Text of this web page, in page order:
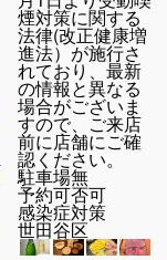
煙対策に関する
法律(改正健康増
進法）が施行さ
れており、最新
の情報と異なる
場合がございま
すので、ご来店
前に店舗にご確
認ください。
駐車場無
予約可否可
感染症対策
世田谷区